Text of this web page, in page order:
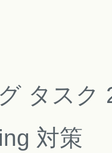
タスク
対策